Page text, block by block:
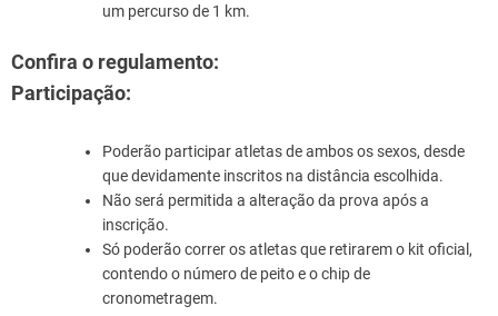
um percurso de 1 km.
Confira o regulamento:
Participação:
Poderão participar atletas de ambos os sexos, desde
que devidamente inscritos na distância escolhida.
Não será permitida a alteração da prova após a
inscrição.
Só poderão correr os atletas que retirarem o kit oficial,
contendo o número de peito e o chip de
cronometragem.